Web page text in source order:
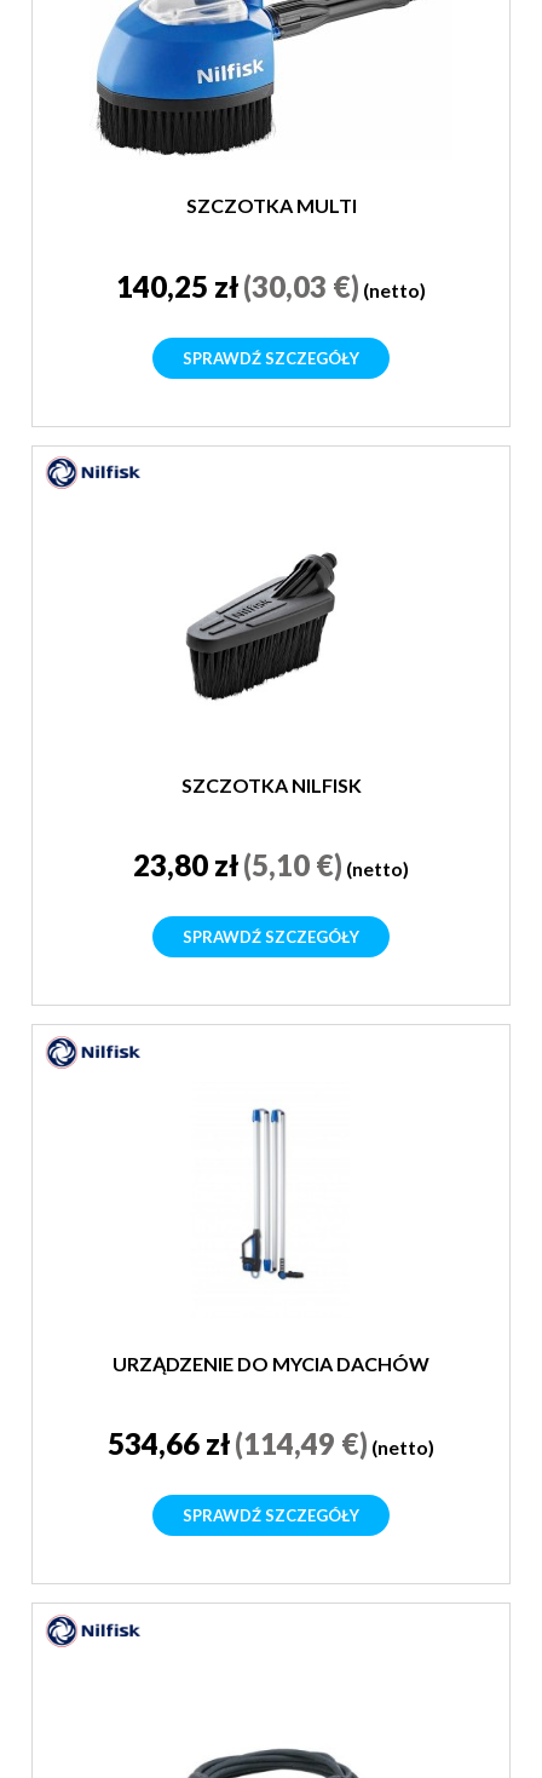
SZCZOTKA MULTI
140,25 zł(30,03 €) (netto)
SPRAWDŹ SZCZEGÓŁY
SZCZOTKA NILFISK
23,80 zł(5,10 €) (netto)
SPRAWDŹ SZCZEGÓŁY
URZĄDZENIE DO MYCIA DACHÓW
534,66 zł(114,49 €) (netto)
SPRAWDŹ SZCZEGÓŁY